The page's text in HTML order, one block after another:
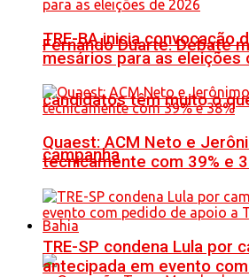
Fernando Duarte: Debate
candidatos têm muito o
campanha
Bahia
TRE-BA inicia convocação
mesários para as eleições
Quaest: ACM Neto e
tecnicamente com 39% e
TRE-SP condena Lula por
antecipada em evento